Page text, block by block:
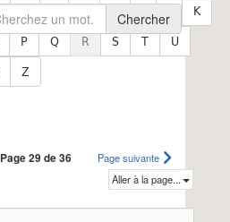
Chercher
E F G H I J
K
P Q R S T
U
Z
Page 29 de 36
Page suivante
Aller à la page...